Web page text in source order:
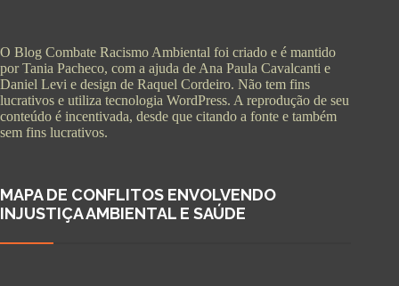
O Blog Combate Racismo Ambiental foi criado e é mantido
por Tania Pacheco, com a ajuda de Ana Paula Cavalcanti e
Daniel Levi e design de Raquel Cordeiro. Não tem fins
lucrativos e utiliza tecnologia WordPress. A reprodução de seu
conteúdo é incentivada, desde que citando a fonte e também
sem fins lucrativos.
MAPA DE CONFLITOS ENVOLVENDO
INJUSTIÇA AMBIENTAL E SAÚDE